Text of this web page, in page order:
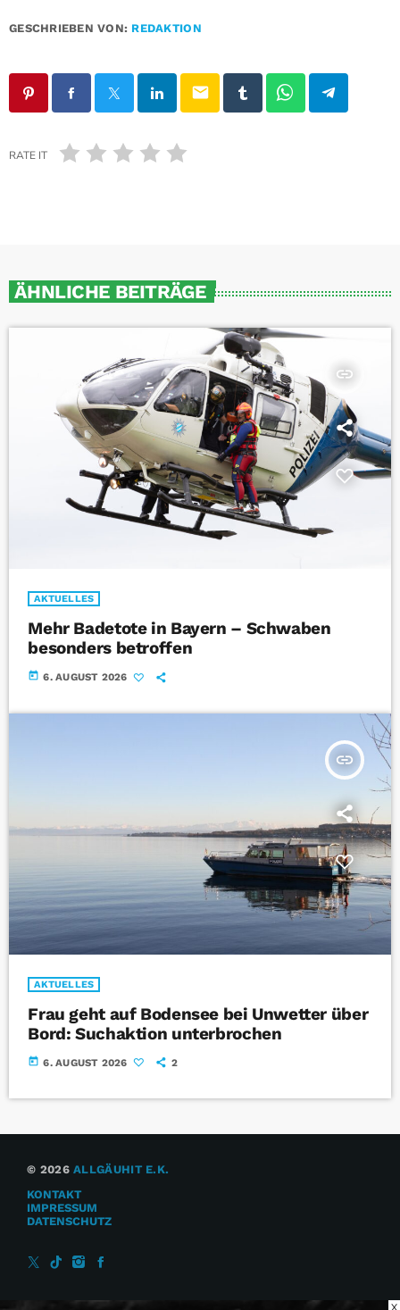
GESCHRIEBEN VON: REDAKTION
email
RATE IT
ÄHNLICHE BEITRÄGE
insert_link
AKTUELLES
Mehr Badetote in Bayern – Schwaben
besonders betroffen
today 6. AUGUST 2026
insert_link
AKTUELLES
Frau geht auf Bodensee bei Unwetter über
Bord: Suchaktion unterbrochen
today 6. AUGUST 2026 2
© 2026ALLGÄUHIT E.K.
KONTAKT
IMPRESSUM
DATENSCHUTZ